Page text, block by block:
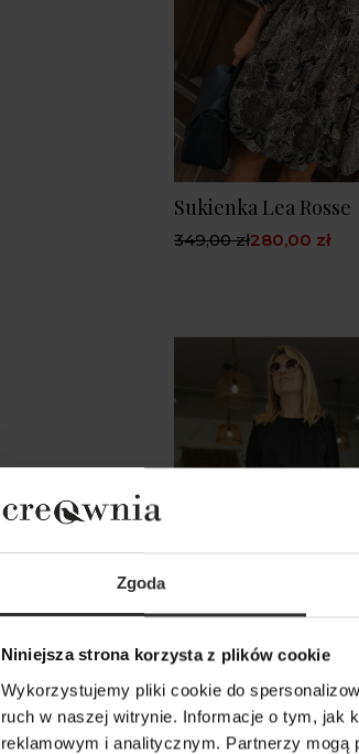
Zgoda
Niniejsza strona korzysta z plików cookie
Wykorzystujemy pliki cookie do
ruch w naszej witrynie. Informacje o tym, jak
reklamowym i analitycznym. Partnerzy mogą
Sukienka Lea Rosse
349,00 zł280,00 zł
Sukienka